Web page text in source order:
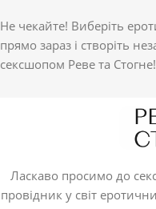
Не чекайте! Виберіть
прямо зараз і створіть
сексшопом Реве та Стогне!
Ласкаво просимо до
провідник у світ